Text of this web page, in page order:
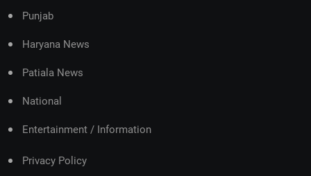
Punjab
Haryana News
Patiala News
National
Entertainment / Information
Privacy Policy